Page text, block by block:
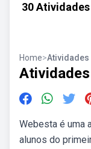
30
Home>Atividades
Webesta é uma
alunos do